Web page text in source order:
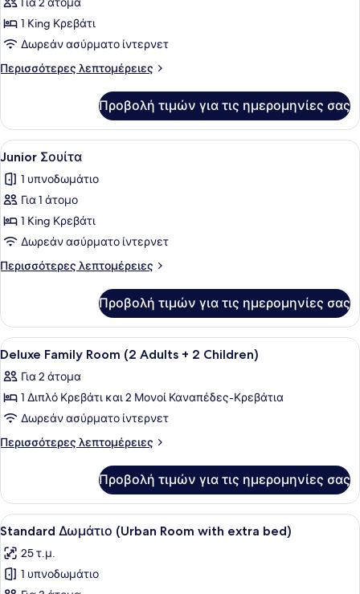
για
Junior
Δίκλινο
Δωμάτιο
Χρήση,
Θέα
στο
Λιμάνι
1 King Κρεβάτι
Δωρεάν ασύρματο ίντερνετ
Περισσότερες λεπτομέρειες
Περισσότερες
Δίκλινο
Δωμάτιο
για
Χρήση,
Θέα
Λιμάνι
Προβολή τιμών για τις ημερομηνίες σας
Προβολή
όλων
των
φωτογραφιών
για
Junior
Σουίτα
Πουπουλένια παπλώματα, μίνι
5
Junior Σουίτα
1 υπνοδωμάτιο
Για 1 άτομο
1 King Κρεβάτι
Δωρεάν ασύρματο ίντερνετ
Περισσότερες λεπτομέρειες
Περισσότερες
Σουίτα
Προβολή τιμών για τις ημερομηνίες σας
Προβολή
όλων
των
φωτογραφιών
για
Deluxe
(2
Adults
+
2
Children)
Πουπουλένια παπλώματα, μίνι
4
Deluxe Family Room (2 Adults + 2 Children)
Για 2 άτομα
1 Διπλό Κρεβάτι και 2 Μονοί Καναπέδες-Κρεβάτια
Δωρεάν ασύρματο ίντερνετ
Περισσότερες λεπτομέρειες
Περισσότερες
Family
Room
(2
+
2
Προβολή τιμών για τις ημερομηνίες σας
Προβολή
όλων
των
φωτογραφιών
Πουπουλένια παπλώματα, μίνι
4
Standard Δωμάτιο (Urban Room with extra bed)
25 τ.μ.
1 υπνοδωμάτιο